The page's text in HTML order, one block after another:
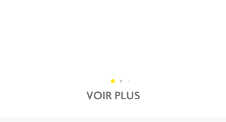
VOIR PLUS